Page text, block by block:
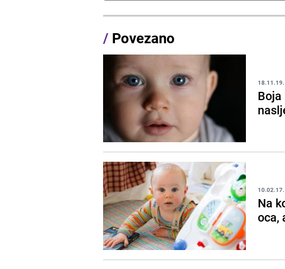
/ Povezano
Boja
Na
oca,